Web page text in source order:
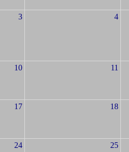
3 4
10 11
17 18
24 25